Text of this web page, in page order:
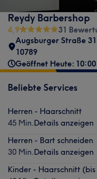
Reydy Barbershop
4,9
31
Augsburger Straße 31
10789
Geöffnet Heute:
Beliebte Services
Herren - Haarschnitt
45 Min.Details anzeigen
Herren - Bart schneiden
30 Min.Details anzeigen
Kinder - Haarschnitt (bis